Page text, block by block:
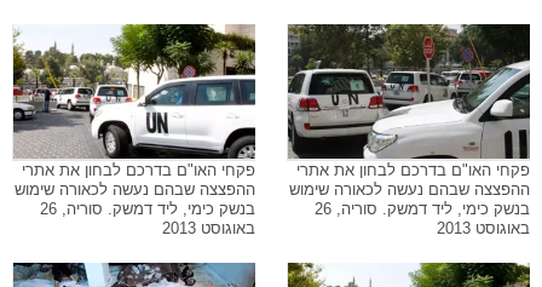
פקחי האו"ם בדרכם לבחון את אתרי
ההפצצה שבהם נעשה לכאורה שימוש
בנשק כימי, ליד דמשק. סוריה, 26
באוגוסט 2013
פקחי האו"ם בדרכם לבחון את אתרי
ההפצצה שבהם נעשה לכאורה שימוש
בנשק כימי, ליד דמשק. סוריה, 26
באוגוסט 2013